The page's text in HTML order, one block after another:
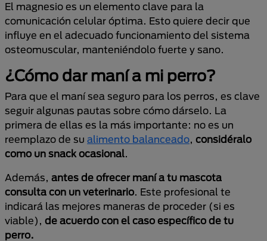
El magnesio es un elemento clave para la
comunicación celular óptima. Esto quiere decir que
influye en el adecuado funcionamiento del sistema
osteomuscular, manteniéndolo fuerte y sano.
¿Cómo dar maní a mi perro?
Para que el maní sea seguro para los perros, es clave
seguir algunas pautas sobre cómo dárselo. La
primera de ellas es la más importante: no es un
reemplazo de su alimento balanceado, considéralo
como un snack ocasional.
Además, antes de ofrecer maní a tu mascota
consulta con un veterinario. Este profesional te
indicará las mejores maneras de proceder (si es
viable), de acuerdo con el caso específico de tu
perro.